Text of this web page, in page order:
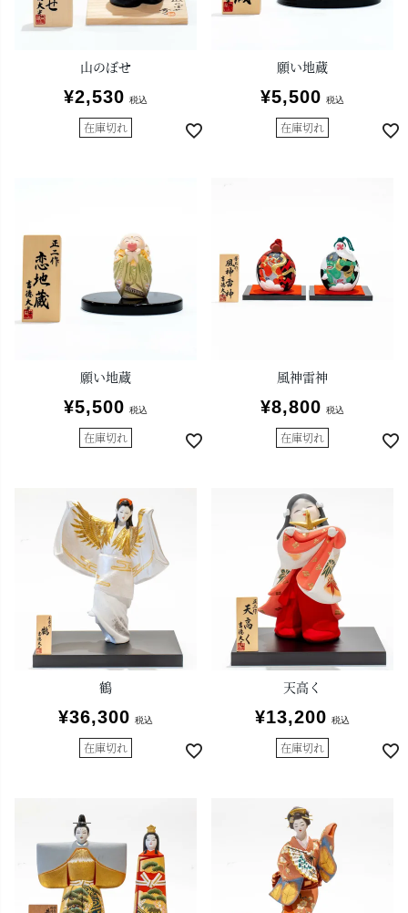
山のぼせ
¥2,530 税込
在庫切れ
願い地蔵
¥5,500 税込
在庫切れ
願い地蔵
¥5,500 税込
在庫切れ
風神雷神
¥8,800 税込
在庫切れ
鶴
¥36,300 税込
在庫切れ
天高く
¥13,200 税込
在庫切れ